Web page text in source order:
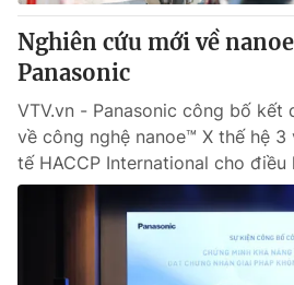
Nghiên cứu mới về
Panasonic
VTV.vn - Panasonic công bố kết
về công nghệ nanoe™ X thế hệ 3
tế HACCP International cho điều